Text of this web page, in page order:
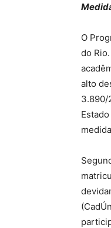
O
do
alto
3.890/